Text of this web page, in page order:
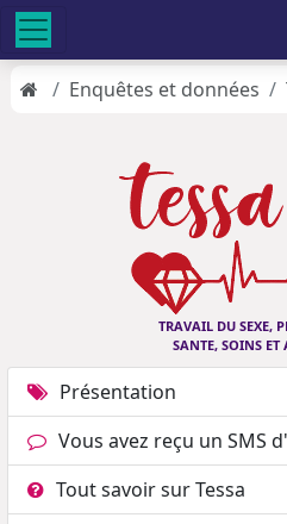
Enquêtes et données
TRAVAIL DU SEXE,
SANTE, SOINS ET
Présentation
Vous avez reçu un SMS
Tout savoir sur Tessa